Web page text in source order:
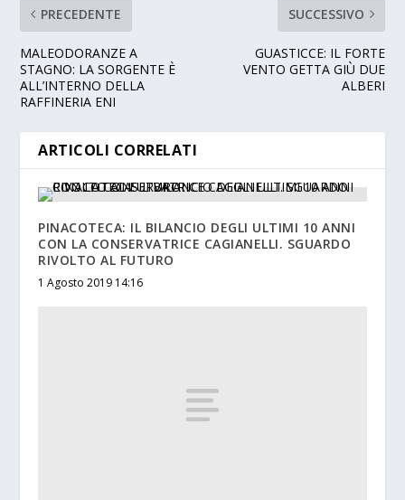
PRECEDENTE
MALEODORANZE A
STAGNO: LA SORGENTE È
ALL’INTERNO DELLA
RAFFINERIA ENI
SUCCESSIVO
GUASTICCE: IL FORTE
VENTO GETTA GIÙ DUE
ALBERI
ARTICOLI CORRELATI
PINACOTECA: IL BILANCIO DEGLI ULTIMI 10 ANNI
CON LA CONSERVATRICE CAGIANELLI. SGUARDO
RIVOLTO AL FUTURO
1 Agosto 2019 14:16